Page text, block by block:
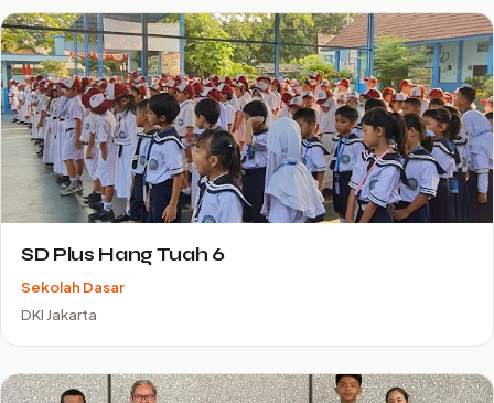
SD Plus Hang Tuah 6
Sekolah Dasar
DKI Jakarta